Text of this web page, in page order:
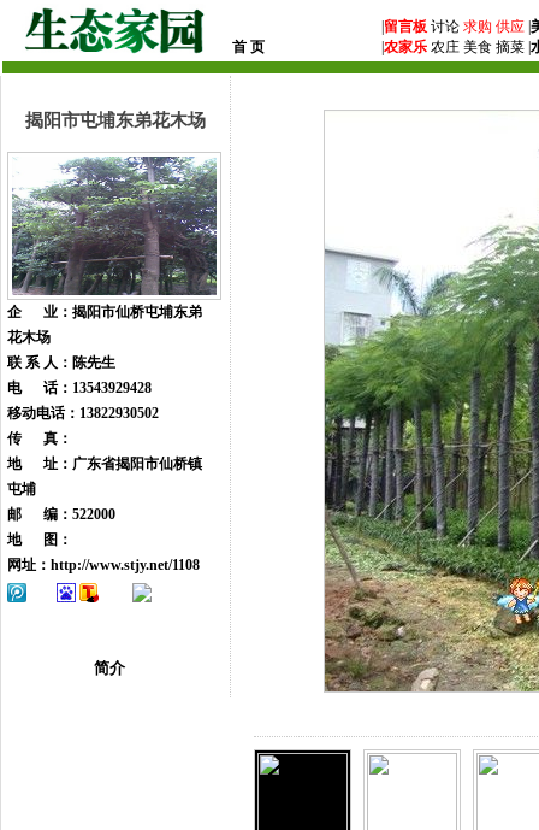
首 页
留言板 讨论 求购 供应
农家乐 农庄 美食 摘菜 |
揭阳市屯埔东弟花木场
企 业：揭阳市仙桥屯埔东弟
花木场
联 系 人：陈先生
电 话：13543929428
移动电话：13822930502
传 真：
地 址：广东省揭阳市仙桥镇
屯埔
邮 编：522000
地 图：
网址： http://www.stjy.net/1108
简介